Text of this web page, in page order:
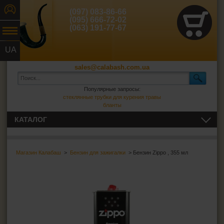
UA
(097) 083-86-66
(095) 666-72-02
(063) 191-77-67
sales@calabash.com.ua
Популярные запросы:
стеклянные трубки для курения травы
бланты
Магазин Калабаш > Бензин для зажигалки > Бензин Zippo , 355 мл
КАТАЛОГ
ЗАЖИГАЛКИ